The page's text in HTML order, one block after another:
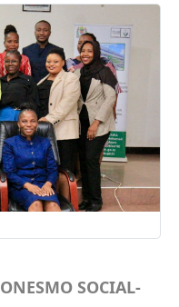
SOCIAL-